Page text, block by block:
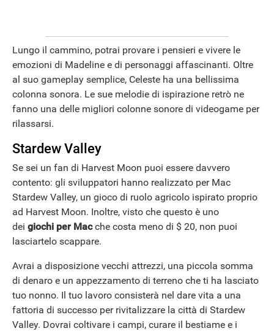
ANDROID
Lungo il cammino, potrai provare i pensieri e vivere le
emozioni di Madeline e di personaggi affascinanti. Oltre
al suo gameplay semplice, Celeste ha una bellissima
colonna sonora. Le sue melodie di ispirazione retrò ne
fanno una delle migliori colonne sonore di videogame per
rilassarsi.
Stardew Valley
Se sei un fan di Harvest Moon puoi essere davvero
contento: gli sviluppatori hanno realizzato per Mac
Stardew Valley, un gioco di ruolo agricolo ispirato proprio
ad Harvest Moon. Inoltre, visto che questo è uno
dei giochi per Macche costa meno di $ 20, non puoi
lasciartelo scappare.
Avrai a disposizione vecchi attrezzi, una piccola somma
di denaro e un appezzamento di terreno che ti ha lasciato
tuo nonno. Il tuo lavoro consisterà nel dare vita a una
fattoria di successo per rivitalizzare la città di Stardew
Valley. Dovrai coltivare i campi, curare il bestiame e i